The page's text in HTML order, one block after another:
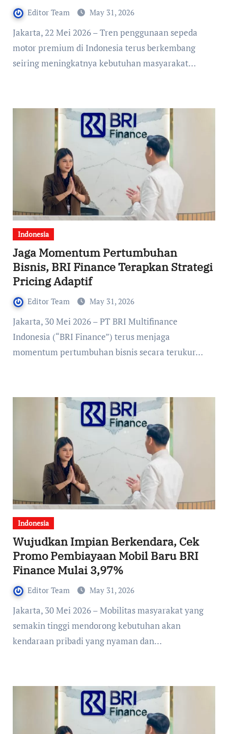
Editor Team May 31, 2026
Jakarta, 22 Mei 2026 – Tren penggunaan sepeda
motor premium di Indonesia terus berkembang
seiring meningkatnya kebutuhan masyarakat…
Indonesia
Jaga Momentum Pertumbuhan
Bisnis, BRI Finance Terapkan Strategi
Pricing Adaptif
Editor Team May 31, 2026
Jakarta, 30 Mei 2026 – PT BRI Multifinance
Indonesia (“BRI Finance”) terus menjaga
momentum pertumbuhan bisnis secara terukur…
Indonesia
Wujudkan Impian Berkendara, Cek
Promo Pembiayaan Mobil Baru BRI
Finance Mulai 3,97%
Editor Team May 31, 2026
Jakarta, 30 Mei 2026 – Mobilitas masyarakat yang
semakin tinggi mendorong kebutuhan akan
kendaraan pribadi yang nyaman dan…